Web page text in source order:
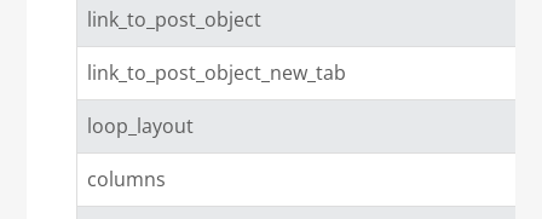
link_to_post_object
link_to_post_object_new_tab
loop_layout
columns